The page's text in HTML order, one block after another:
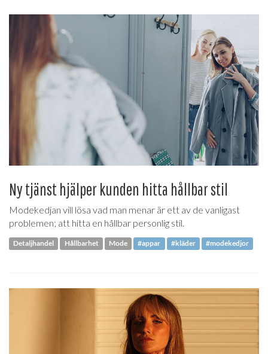
Ny tjänst hjälper kunden hitta hållbar stil
Modekedjan vill lösa vad man menar är ett av de vanligast
problemen; att hitta en hållbar personlig stil.
Detaljhandel Hållbarhet Mode #appar #kläder #modekedjor